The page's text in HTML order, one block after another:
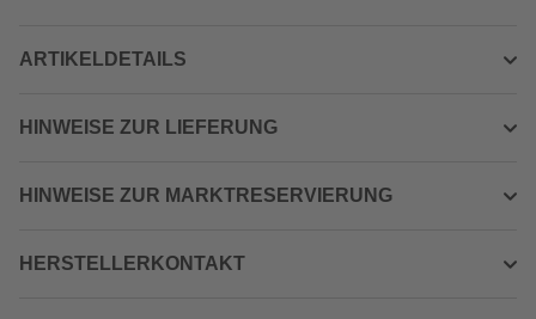
ARTIKELDETAILS
HINWEISE ZUR LIEFERUNG
HINWEISE ZUR MARKTRESERVIERUNG
HERSTELLERKONTAKT